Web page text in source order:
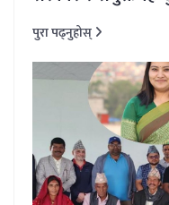
पुरा पढ्नुहोस्